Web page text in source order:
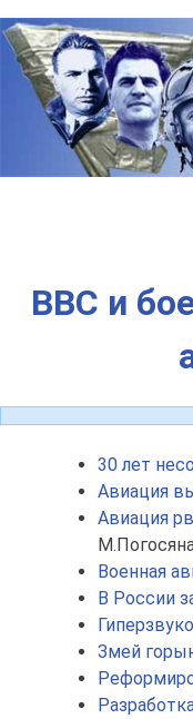
Наверх
ВВС и
30 лет
Авиация
Авиация
Военная
В России
Змей